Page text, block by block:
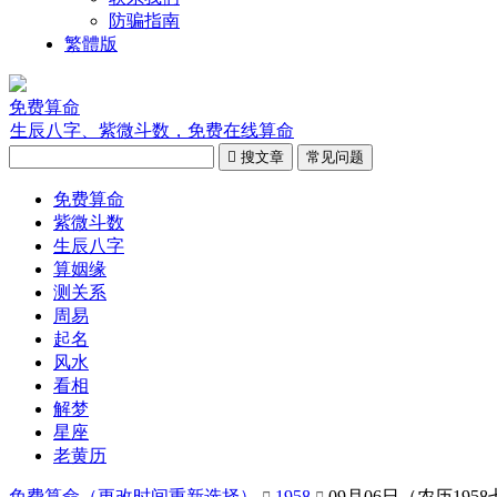
防骗指南
繁體版
免费算命
生辰八字、紫微斗数，免费在线算命
 搜文章 常见问题
免费算命
紫微斗数
生辰八字
算姻缘
测关系
周易
起名
风水
看相
解梦
星座
老黄历